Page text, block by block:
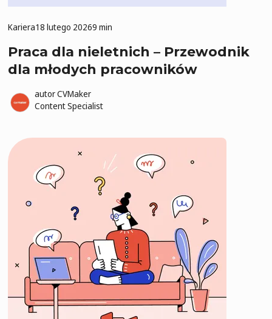
Praca dla nieletnich – Przewodnik
dla młodych pracowników
Kariera18 lutego 20269 min
autorCVMaker
Content Specialist